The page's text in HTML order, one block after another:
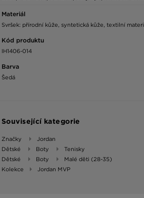
Materiál
Svršek: přírodní kůže, syntetická kůže, textilní
Kód produktu
IH1406-014
Barva
Šedá
Související kategorie
Značky
Jordan
Dětské
Boty
Tenisky
Dětské
Boty
Malé děti (28-35)
Kolekce
Jordan MVP